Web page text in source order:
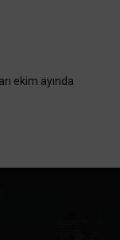
ekim ayında